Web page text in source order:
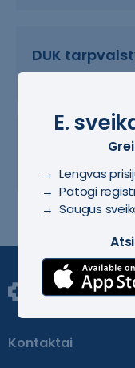
DUK
DUK
Kontaktai
E.
→ Lengvas
→ Patogi
→ Saugus